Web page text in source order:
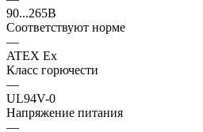
90...265В
Соответствуют норме
—
ATEX Ex
Класс горючести
—
UL94V-0
Напряжение питания
—